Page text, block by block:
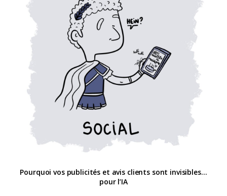
Pourquoi vos publicités et avis clients sont invisibles…
pour l’IA